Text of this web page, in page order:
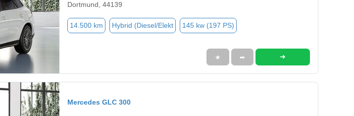
Dortmund, 44139
14.500 km Hybrid (Diesel/Elekt 145 kw (197 PS)
★ ➦ ➜
Mercedes GLC 300